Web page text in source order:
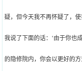
疑，但今天我不再怀疑了，
我说了下面的话：‘由于你也
的隐修院内，你会以更好的